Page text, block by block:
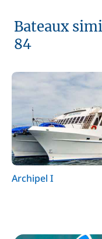
Bateaux
84
Archipel I